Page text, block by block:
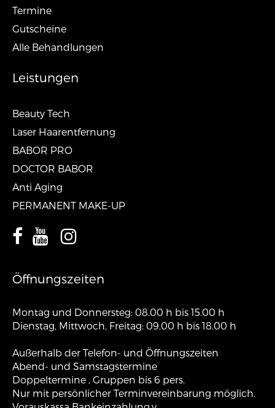
Termine
Gutscheine
Alle Behandlungen
Leistungen
Beauty Tech
Laser Haarentfernung
BABOR PRO
DOCTOR BABOR
Anti Aging
PERMANENT MAKE-UP
Öffnungszeiten
Montag und Donnersteg: 08.00 h bis 15.00 h
Dienstag, Mittwoch, Freitag: 09.00 h bis 18.00 h
Außerhalb der Telefon- und Öffnungszeiten
Abend- und Samstagstermine
Doppeltermine , Gruppen bis 6 pers.
Nur mit persönlicher Terminvereinbarung möglich.